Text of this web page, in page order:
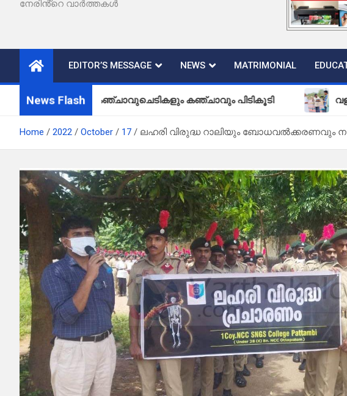
നേരിൻ്റെ വാർത്തകൾ
EDITOR’S MESSAGE NEWS MATRIMONIAL
News Flash
കഞ്ചാവുചെടികളും കഞ്ചാവും പിടികൂടി വള്ളിയമ്മ –
Home 2022 October 17 ലഹരി വിരുദ്ധ റാലിയും ബോധവൽക്കരണവും